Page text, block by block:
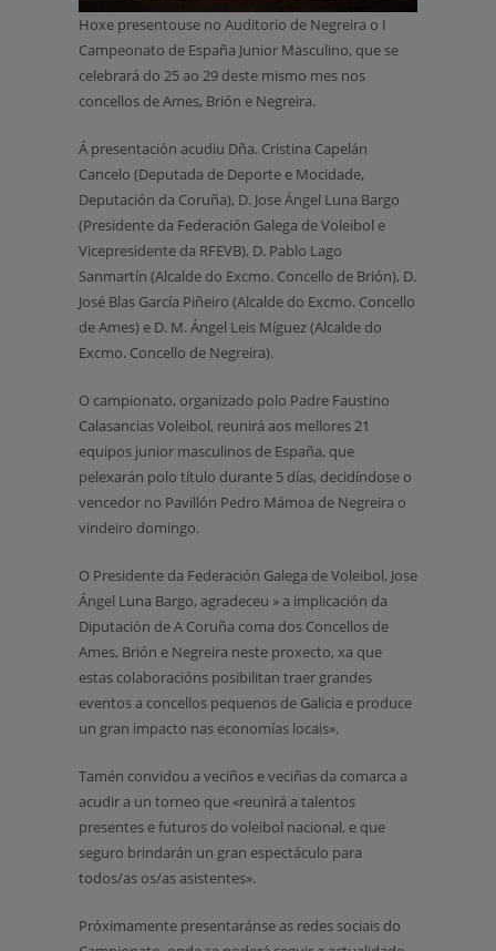
Hoxe presentouse no Auditorio de Negreira o I
Campeonato de España Junior Masculino, que se
celebrará do 25 ao 29 deste mismo mes nos
concellos de Ames, Brión e Negreira.
Á presentación acudiu Dña. Cristina Capelán
Cancelo (Deputada de Deporte e Mocidade,
Deputación da Coruña), D. Jose Ángel Luna Bargo
(Presidente da Federación Galega de Voleibol e
Vicepresidente da RFEVB), D. Pablo Lago
Sanmartín (Alcalde do Excmo. Concello de Brión), D.
José Blas García Piñeiro (Alcalde do Excmo. Concello
de Ames) e D. M. Ángel Leis Míguez (Alcalde do
Excmo. Concello de Negreira).
O campionato, organizado polo Padre Faustino
Calasancias Voleibol, reunirá aos mellores 21
equipos junior masculinos de España, que
pelexarán polo título durante 5 días, decidíndose o
vencedor no Pavillón Pedro Mámoa de Negreira o
vindeiro domingo.
O Presidente da Federación Galega de Voleibol, Jose
Ángel Luna Bargo, agradeceu » a implicación da
Diputación de A Coruña coma dos Concellos de
Ames, Brión e Negreira neste proxecto, xa que
estas colaboracións posibilitan traer grandes
eventos a concellos pequenos de Galicia e produce
un gran impacto nas economías locais».
Tamén convidou a veciños e veciñas da comarca a
acudir a un torneo que «reunirá a talentos
presentes e futuros do voleibol nacional, e que
seguro brindarán un gran espectáculo para
todos/as os/as asistentes».
Próximamente presentaránse as redes sociais do